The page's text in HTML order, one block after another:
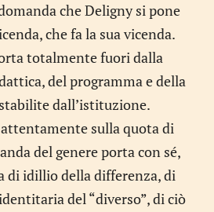
che Deligny si pone
che fa la sua vicenda.
totalmente fuori dalla
del programma e della
dall’istituzione.
sulla quota di
del genere porta con sé,
di idillio della differenza, di
del “diverso”, di ciò